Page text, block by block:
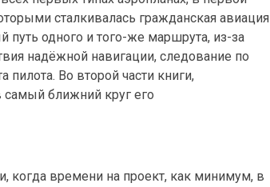
сталкивалась гражданская авиация
путь одного и того-же маршрута, из-за
надёжной навигации, следование по
Во второй части книги,
самый ближний круг его
когда времени на проект, как минимум, в